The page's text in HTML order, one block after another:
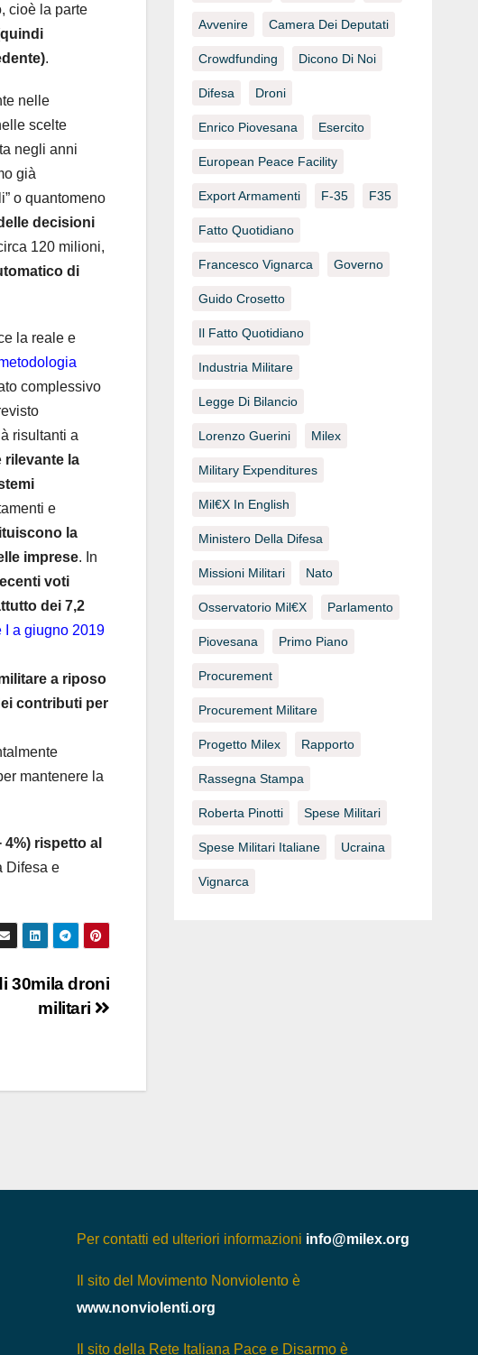
cioè la parte
.
nelle
scelte
negli anni
già
o quantomeno
decisioni
120 milioni,
di
la reale e
complessivo
risultanti a
rilevante la
e
la
imprese. In
voti
dei 7,2
I a giugno 2019
a riposo
contributi per
mantenere la
rispetto al
Difesa e
30mila droni
militari
Avvenire Camera Dei Deputati
Crowdfunding Dicono Di Noi
Difesa Droni
Enrico Piovesana Esercito
European Peace Facility
Export Armamenti F-35 F35
Fatto Quotidiano
Francesco Vignarca Governo
Guido Crosetto
Il Fatto Quotidiano
Industria Militare
Legge Di Bilancio
Lorenzo Guerini Milex
Military Expenditures
Mil€x In English
Ministero Della Difesa
Missioni Militari Nato
Osservatorio Mil€x Parlamento
Piovesana Primo Piano
Procurement
Procurement Militare
Progetto Milex Rapporto
Rassegna Stampa
Roberta Pinotti Spese Militari
Spese Militari Italiane Ucraina
Vignarca
Per contatti ed ulteriori informazioni info@milex.org
Il sito del Movimento Nonviolento è
www.nonviolenti.org
Il sito della Rete Italiana Pace e Disarmo è